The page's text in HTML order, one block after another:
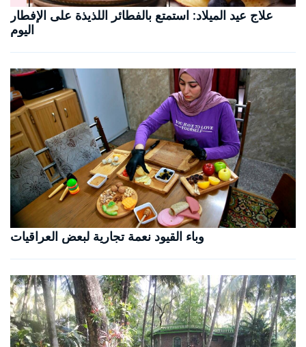
علاج عيد الميلاد: استمتع بالفطائر اللذيذة على الإفطار
اليوم
وباء القيود نعمة تجارية لبعض العراقيات